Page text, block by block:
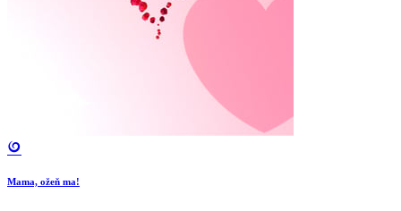
Mama, ožeň ma!